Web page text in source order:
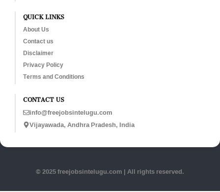
QUICK LINKS
About Us
Contact us
Disclaimer
Privacy Policy
Terms and Conditions
CONTACT US
info@freejobsintelugu.com
Vijayawada, Andhra Pradesh, India
© 2025 freejobsintelugu.com | All rights reserved.